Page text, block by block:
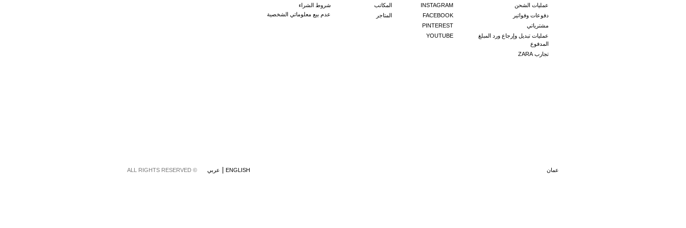
عمليات الشحن
دفوعات وفواتير
مشترياتي
عمليات تبديل وإرجاع ورد المبلغ
المدفوع
تجارب ZARA
INSTAGRAM
FACEBOOK
PINTEREST
YOUTUBE
المكاتب
المتاجر
شروط الشراء
عدم بيع معلوماتي الشخصية
عمان ENGLISH عربي © ALL RIGHTS RESERVED